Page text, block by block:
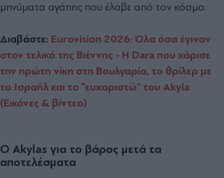
μηνύματα αγάπης που έλαβε από τον κόσμο.
Διαβάστε: Eurovision 2026: Όλα όσα έγιναν
στον τελικό της Βιέννης - Η Dara που χάρισε
την πρώτη νίκη στη Βουλγαρία, το θρίλερ με
το Ισραήλ και το "ευχαριστώ" του Akyla
(Εικόνες & βίντεο)
Ο Akylas για το βάρος μετά τα
αποτελέσματα